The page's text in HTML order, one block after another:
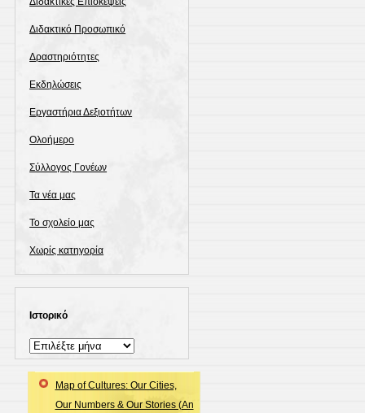
Διδακτικό Προσωπικό
Δραστηριότητες
Εκδηλώσεις
Εργαστήρια Δεξιοτήτων
Ολοήμερο
Σύλλογος Γονέων
Τα νέα μας
Το σχολείο μας
Χωρίς κατηγορία
Ιστορικό
Ιστορικό
Map of Cultures: Our Cities,
Our Numbers & Our Stories (An